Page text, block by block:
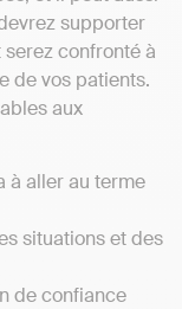
supporter
confronté à
de vos patients.
aux
à aller au terme
situations et des
de confiance